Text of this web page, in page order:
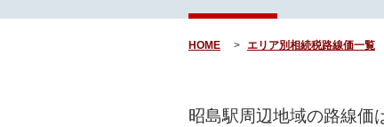
HOME エリア別相続税路線価一覧
昭島駅周辺地域の路線価